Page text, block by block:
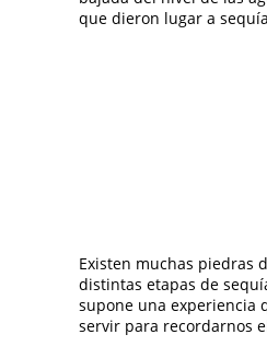
que dieron lugar a
Existen muchas piedras
distintas etapas de
supone una experiencia
servir para recordarnos